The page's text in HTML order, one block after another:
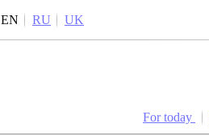
EN RU UK
For today